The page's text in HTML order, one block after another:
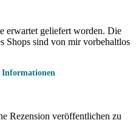
erwartet geliefert worden. Die
Shops sind von mir vorbehaltlos
Rezension veröffentlichen zu